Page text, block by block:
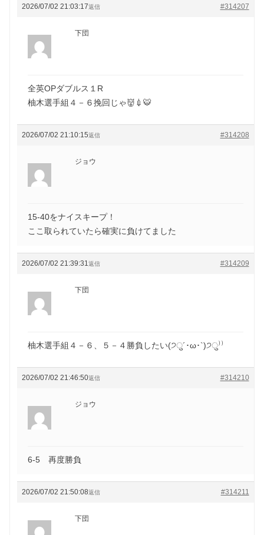
2026/07/02 21:03:17 #314207
返信
下団
全英OPダブルス１R
柚木選手組４－６挽回じゃ👹💉🐯
2026/07/02 21:10:15 #314208
返信
ジョウ
15-40をナイスキープ！
ここ取られていたら確実に負けてました
2026/07/02 21:39:31 #314209
返信
下団
柚木選手組４－６、５－４勝負したい(੭ु´･ω･`)੭ु⁾⁾
2026/07/02 21:46:50 #314210
返信
ジョウ
6-5 再度勝負
2026/07/02 21:50:08 #314211
返信
下団